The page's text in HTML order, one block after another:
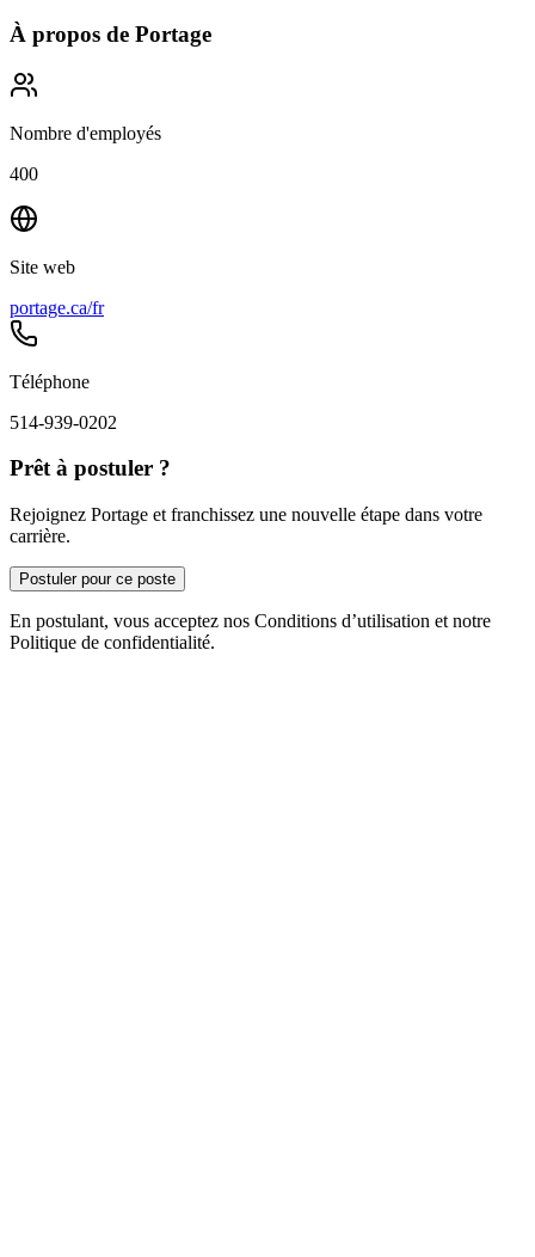
À propos de Portage
Nombre d'employés
400
Site web
portage.ca/fr
Téléphone
514-939-0202
Prêt à postuler ?
Rejoignez Portage et franchissez une nouvelle étape dans votre
carrière.
Postuler pour ce poste
En postulant, vous acceptez nos Conditions d’utilisation et notre
Politique de confidentialité.